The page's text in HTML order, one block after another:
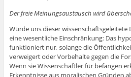
Der freie Meinungsaustausch wird
Würde uns dieser wissenschaftsgeleitete
eine wesentliche Einschränkung: Das
funktioniert nur, solange die
verweigert oder Vorbehalte gegen die
Wenn sie Wissenschaftler für befangen
Erkenntnisse aus moralischen Gründen